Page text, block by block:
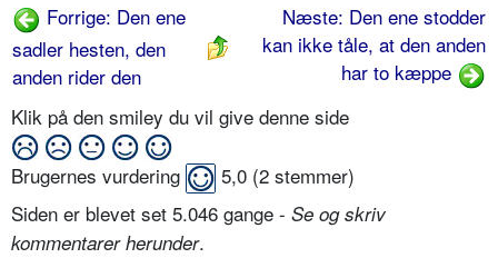
Forrige: Den ene
sadler hesten, den
anden rider den
Næste: Den ene stodder
kan ikke tåle, at den anden
har to kæppe
Klik på den smiley du vil give denne side
Brugernes vurdering 5,0 (2 stemmer)
Siden er blevet set 5.046 gange - Se og skriv
kommentarer herunder.